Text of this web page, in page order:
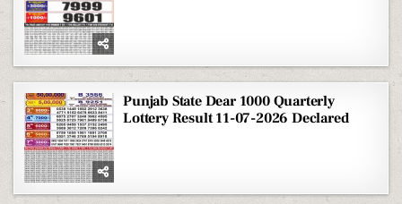
Punjab State Dear 1000 Quarterly
Lottery Result 11-07-2026 Declared